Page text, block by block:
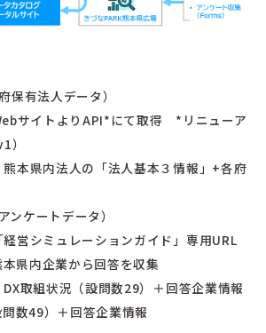
有法人データ）
イトよりAPI*にて取得 *リニューア
）
県内法人の「法人基本３情報」+各府
ンケートデータ）
シミュレーションガイド」専用URL
県内企業から回答を収集
組状況（設問数29）＋回答企業情報
数49）＋回答企業情報